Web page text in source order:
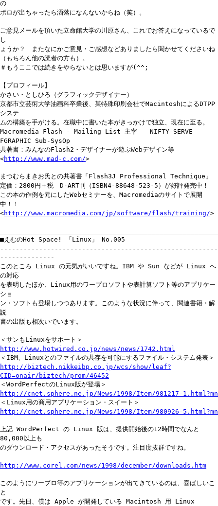
の
ボロが出ちゃったら洒落になんないからね（笑）。
ご意見メールを頂いた立命館大学の川原さん、これでお答えになっているで
し
ょうか？ またなにかご意見・ご感想などありましたら聞かせてくださいね
（もちろん他の読者の方も）。
＃もうここでは続きをやらないとは思いますが(^^;
【プロフィール】
かさい・としひろ（グラフィックデザイナー）
京都市立芸術大学油画科卒業後、某特殊印刷会社でMacintoshによるDTPP
システ
ムの構築を手がける。在職中に書いた本がきっかけで独立、現在に至る。
Macromedia Flash - Mailing List 主宰 NIFTY-SERVE
FGRAPHIC Sub-SysOp
共著書：みんなのFlash2・デザイナーが遊ぶWebデザイン等
<http://www.mad-c.com/>
まつむらまきお氏との共著書「Flash3J Professional Technique」
定価：2800円＋税 D-ART刊（ISBN4-88648-523-5）が好評発売中！
この本の作例を元にしたWebセミナーを、Macromediaのサイトで展開
中！！
<http://www.macromedia.com/jp/software/flash/training/>
■えむのHot Space! 「Linux」 No.005
--------------------------------------------------------
--------------
このところ Linux の元気がいいですね。IBM や Sun などが Linux へ
の対応
を表明したほか、Linux用のワープロソフトや表計算ソフト等のアプリケー
ショ
ン・ソフトも登場しつつあります。このような状況に伴って、関連書籍・解
説
書の出版も相次いでいます。
＜サンもLinuxをサポート＞
http://www.hotwired.co.jp/news/news/1742.html
＜IBM、Linuxとのファイルの共存を可能にするファイル・システム発表＞
http://biztech.nikkeibp.co.jp/wcs/show/leaf?
CID=onair/biztech/prom/46452
＜WordPerfectのLinux版が登場＞
http://cnet.sphere.ne.jp/News/1998/Item/981217-1.html?mn
＜Linux用の商用アプリケーション・スイート＞
http://cnet.sphere.ne.jp/News/1998/Item/980926-5.html?mn
上記 WordPerfect の Linux 版は、提供開始後の12時間でなんと
80,000以上も
のダウンロード・アクセスがあったそうです。注目度抜群ですね。
http://www.corel.com/news/1998/december/downloads.htm
このようにワープロ等のアプリケーションが出てきているのは、喜ばしいこ
と
です。先日、僕は Apple が開発している Macintosh 用 Linux